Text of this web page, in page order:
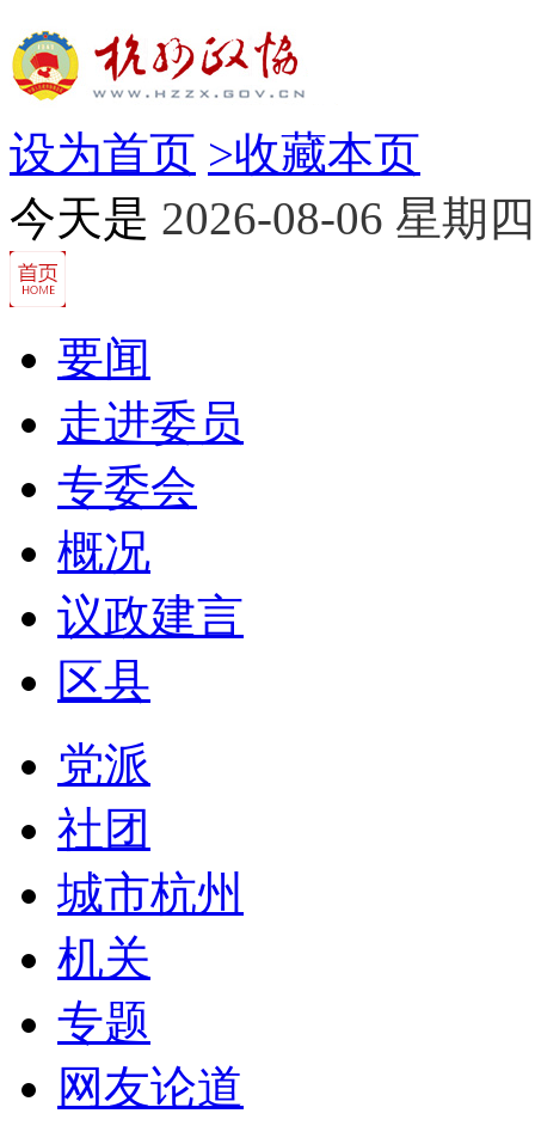
设为首页 >收藏本页
今天是 2026-08-06 星期四
要闻
走进委员
专委会
概况
议政建言
区县
党派
社团
城市杭州
机关
专题
网友论道